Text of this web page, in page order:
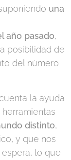
una
año pasado,
posibilidad de
del número
la ayuda
distinto,
y que nos
lo que